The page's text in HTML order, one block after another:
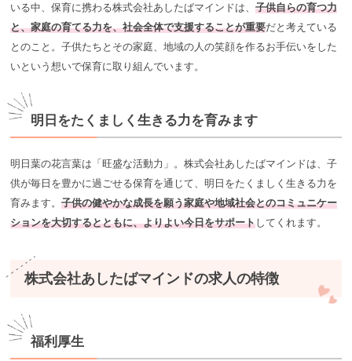
いる中、保育に携わる株式会社あしたばマインドは、子供自らの育つ力
と、家庭の育てる力を、社会全体で支援することが重要だと考えている
とのこと。子供たちとその家庭、地域の人の笑顔を作るお手伝いをした
いという想いで保育に取り組んでいます。
明日をたくましく生きる力を育みます
明日葉の花言葉は「旺盛な活動力」。株式会社あしたばマインドは、子
供が毎日を豊かに過ごせる保育を通じて、明日をたくましく生きる力を
育みます。子供の健やかな成長を願う家庭や地域社会とのコミュニケー
ションを大切するとともに、よりよい今日をサポートしてくれます。
株式会社あしたばマインドの求人の特徴
福利厚生